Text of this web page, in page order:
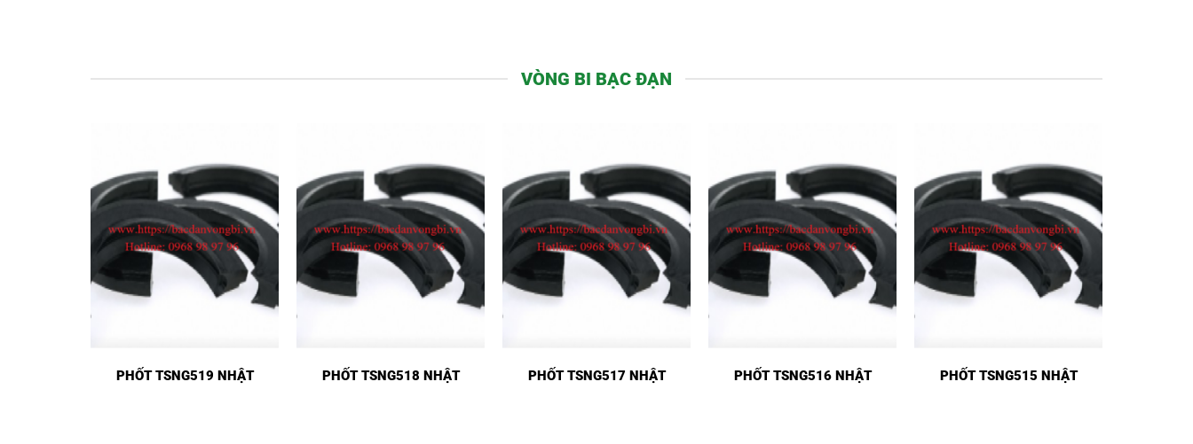
VÒNG BI BẠC ĐẠN
PHỐT TSNG519 NHẬT PHỐT TSNG518 NHẬT PHỐT TSNG517 NHẬT PHỐT TSNG516 NHẬT PHỐT TSNG515 NHẬT